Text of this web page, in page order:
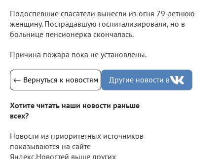
Подоспевшие спасатели вынесли из огня 79-летнюю
женщину. Пострадавшую госпитализировали, но в
больнице пенсионерка скончалась.
Причина пожара пока не установлены.
← Вернуться к новостям Другие новости в
Хотите читать наши новости раньше
всех?
Новости из приоритетных источников
показываются на сайте
Яндекс.Новостей выше других